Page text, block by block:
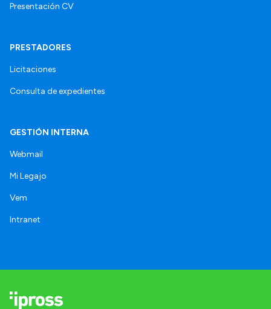
Presentación CV
PRESTADORES
Licitaciones
Consulta de expedientes
GESTIÓN INTERNA
Webmail
Mi Legajo
Vem
Intranet